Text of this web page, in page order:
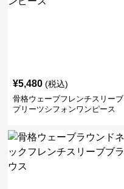
¥5,480 (税込)
骨格ウェーブフレンチスリーブ
プリーツシフォンワンピース